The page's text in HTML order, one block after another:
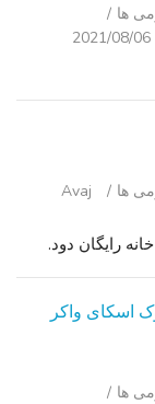
‌ها
2021/08/06
‌ها
Avaj
اسکای واکر
‌ها